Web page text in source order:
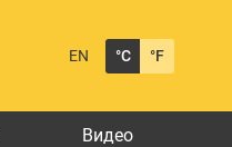
EN °C °F
Видео